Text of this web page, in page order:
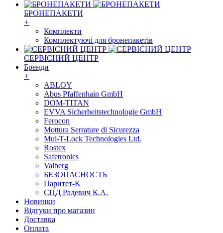
БРОНЕПАКЕТИ
+
Комплекти
Комплектуючі для бронепакетів
СЕРВІСНИЙ ЦЕНТР
Бренди
+
ABLOY
Abus Pfaffenhain GmbH
DOM-TITAN
EVVA Sicherheitstechnologie GmbH
Ferocon
Mottura Serrature di Sicurezza
Mul-T-Lock Technologies Ltd.
Rostex
Safetronics
Valberg
БЕЗОПАСНОСТЬ
Паритет-K
СПД Радевич К.А.
Новинки
Відгуки про магазин
Доставка
Оплата